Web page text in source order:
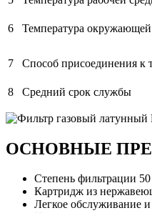
6
Температура
7 Способ присоединения к
8
Средний срок службы
ОСНОВНЫЕ
Степень фильтрации
Картридж из
Легкое обслуживание и